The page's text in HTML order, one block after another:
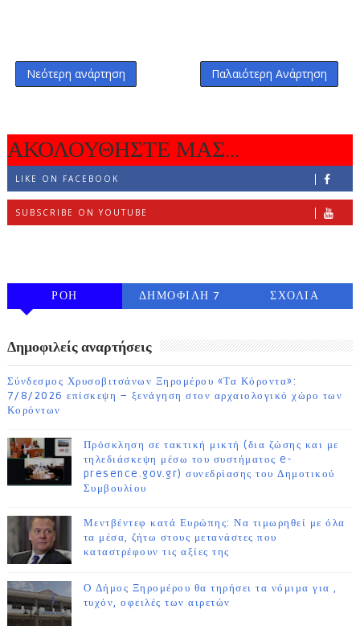
Νεότερη ανάρτηση Παλαιότερη Ανάρτηση
ΑΚΟΛΟΥΘΗΣΤΕ ΜΑΣ...
LIKE ON FACEBOOK
SUBSCRIBE ON YOUTUBE
ΡΟΗ
ΔΗΜΟΦΙΛΗ 7
ΣΧΟΛΙΑ
Δημοφιλείς αναρτήσεις
Σύνδεσμος Χρυσοβιτσάνων Ξηρομέρου «Τα Κόροντα»:
7/8/2026 επίσκεψη – ξενάγηση στον αρχαιολογικό χώρο των
Κορόντων
Πρόσκληση σε τακτική μικτή (δια ζώσης και με
τηλεδιάσκεψη μέσω του συστήματος e-
presence.gov.gr) συνεδρίασης του Δημοτικού
Συμβουλίου
Μεντβέντεφ κατά Ευρώπης: Να τιμωρηθεί με όλα
τα μέσα, ζήτω στους μετανάστες που
καταστρέφουν τις αξίες της
Ο Δήμος Ξηρομέρου θα τηρήσει τα νόμιμα για ,
τυχόν, οφειλές των αιρετών